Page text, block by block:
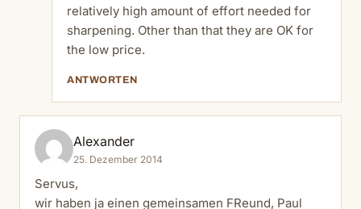
relatively high amount of effort needed for
sharpening. Other than that they are OK for
the low price.
ANTWORTEN
Alexander
25. Dezember 2014
Servus,
wir haben ja einen gemeinsamen FReund, Paul